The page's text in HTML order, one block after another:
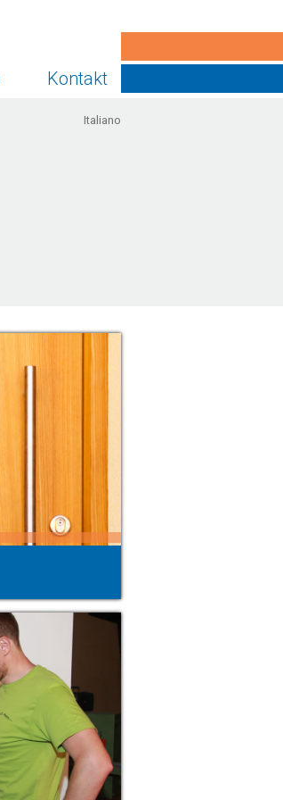
Kontakt
Italiano